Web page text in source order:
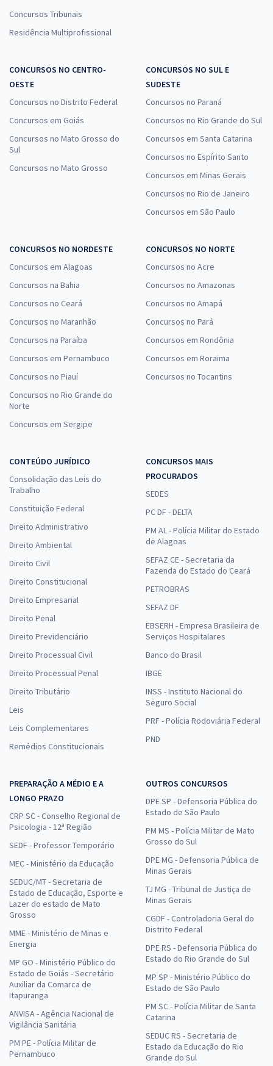
Concursos Tribunais
Residência Multiprofissional
CONCURSOS NO CENTRO-
OESTE
Concursos no Distrito Federal
Concursos em Goiás
Concursos no Mato Grosso do
Sul
Concursos no Mato Grosso
CONCURSOS NO SUL E
SUDESTE
Concursos no Paraná
Concursos no Rio Grande do Sul
Concursos em Santa Catarina
Concursos no Espírito Santo
Concursos em Minas Gerais
Concursos no Rio de Janeiro
Concursos em São Paulo
CONCURSOS NO NORDESTE
Concursos em Alagoas
Concursos na Bahia
Concursos no Ceará
Concursos no Maranhão
Concursos na Paraíba
Concursos em Pernambuco
Concursos no Piauí
Concursos no Rio Grande do
Norte
Concursos em Sergipe
CONCURSOS NO NORTE
Concursos no Acre
Concursos no Amazonas
Concursos no Amapá
Concursos no Pará
Concursos em Rondônia
Concursos em Roraima
Concursos no Tocantins
CONTEÚDO JURÍDICO
Consolidação das Leis do
Trabalho
Constituição Federal
Direito Administrativo
Direito Ambiental
Direito Civil
Direito Constitucional
Direito Empresarial
Direito Penal
Direito Previdenciário
Direito Processual Civil
Direito Processual Penal
Direito Tributário
Leis
Leis Complementares
Remédios Constitucionais
CONCURSOS MAIS
PROCURADOS
SEDES
PC DF - DELTA
PM AL - Polícia Militar do Estado
de Alagoas
SEFAZ CE - Secretaria da
Fazenda do Estado do Ceará
PETROBRAS
SEFAZ DF
EBSERH - Empresa Brasileira de
Serviços Hospitalares
Banco do Brasil
IBGE
INSS - Instituto Nacional do
Seguro Social
PRF - Polícia Rodoviária Federal
PND
PREPARAÇÃO A MÉDIO E A
LONGO PRAZO
CRP SC - Conselho Regional de
Psicologia - 12ª Região
SEDF - Professor Temporário
MEC - Ministério da Educação
SEDUC/MT - Secretaria de
Estado de Educação, Esporte e
Lazer do estado de Mato
Grosso
MME - Ministério de Minas e
Energia
MP GO - Ministério Público do
Estado de Goiás - Secretário
Auxiliar da Comarca de
Itapuranga
ANVISA - Agência Nacional de
Vigilância Sanitária
PM PE - Polícia Militar de
Pernambuco
OUTROS CONCURSOS
DPE SP - Defensoria Pública do
Estado de São Paulo
PM MS - Polícia Militar de Mato
Grosso do Sul
DPE MG - Defensoria Pública de
Minas Gerais
TJ MG - Tribunal de Justiça de
Minas Gerais
CGDF - Controladoria Geral do
Distrito Federal
DPE RS - Defensoria Pública do
Estado do Rio Grande do Sul
MP SP - Ministério Público do
Estado de São Paulo
PM SC - Polícia Militar de Santa
Catarina
SEDUC RS - Secretaria de
Estado da Educação do Rio
Grande do Sul